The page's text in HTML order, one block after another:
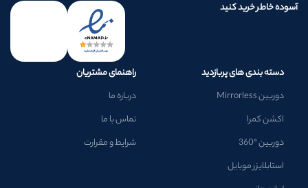
دسته بندی های پربازدید
دوربین Mirrorless
اکشن کمرا
دوربین °360
استابلایزر موبایل
راهنمای مشتریان
درباره ما
تماس با ما
شرایط و مقرارت
آسوده خاطر خرید کنید